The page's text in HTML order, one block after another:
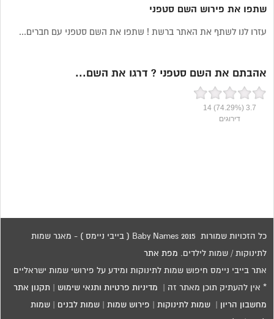
שתפו את פירוש השם סטפני
עזרו לנו לשתף את האתר ברשת ! שתפו את השם סטפני עם חברים...
אהבתם את השם סטפני ? דרגו את השם...
3.7
(74.29%)
14
דירוגים
כל הזכויות שמורות 2015 Baby Names ( בייבי ניימס ) - מאגר שמות
לתינוקות / שמות לילדים. מפת אתר
אתר בייבי ניימס חיפוש שמות לתינוקות ומידע על פירושי שמות ישראליים
* אין להעתיק תוכן מאתר זה | מדיניות פרטיות ותנאי שימוש תקנון אתר
מחשבון הריון |שמות לתינוקות פירוש שמות |שמות לבנים |שמות